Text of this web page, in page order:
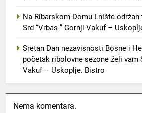
Na Ribarskom Domu Lnište
Srd “Vrbas ” Gornji Vakuf –
Sretan Dan nezavisnosti Bosne i
početak ribolovne sezone želi vam
Vakuf – Uskoplje. Bistro
Nema komentara.